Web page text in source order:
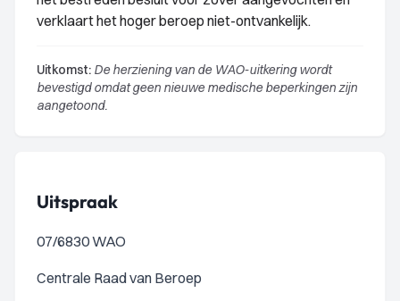
verklaart het hoger beroep niet-ontvankelijk.
Uitkomst: De herziening van de WAO-uitkering wordt
bevestigd omdat geen nieuwe medische beperkingen zijn
aangetoond.
Uitspraak
07/6830 WAO
Centrale Raad van Beroep